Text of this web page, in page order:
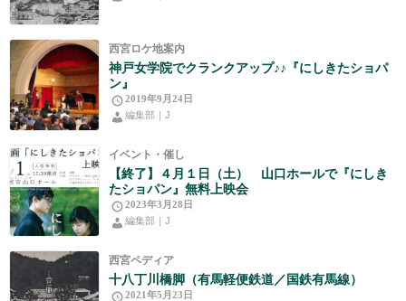
西宮ロケ地案内
神戸女学院でクランクアップ♪♪『にしきたショパ
ン』
2019年9月24日
編集部｜J
イベント・催し
【終了】４月１日（土） 山口ホールで『にしき
たショパン』無料上映会
2023年3月28日
編集部｜J
西宮ペディア
十八丁川橋脚（有馬軽便鉄道／国鉄有馬線）
2021年5月23日